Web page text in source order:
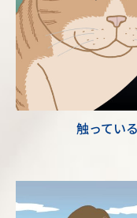
触ってい